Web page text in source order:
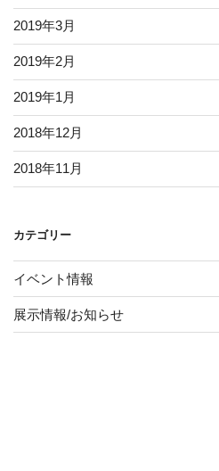
2019年3月
2019年2月
2019年1月
2018年12月
2018年11月
カテゴリー
イベント情報
展示情報/お知らせ